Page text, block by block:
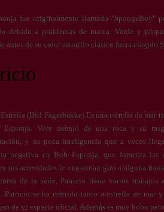
fue originalmente llamado "SpongeBoy"
debido a problemas de marca. Verde y
antes de su color amarillo clásico fuera
(Bill Fagerbakke) Es una estrella de mar
Vive debajo de una roca y su
y su poca inteligencia que a veces
negativa en Bob Esponja, que fomenta las
sus actividades le ocasionan giro a alguna
de la serie, Patricio tiene varios
Patricio se ha referido tanto a estrella de mar
de su especie oficial. Además es muy bobo